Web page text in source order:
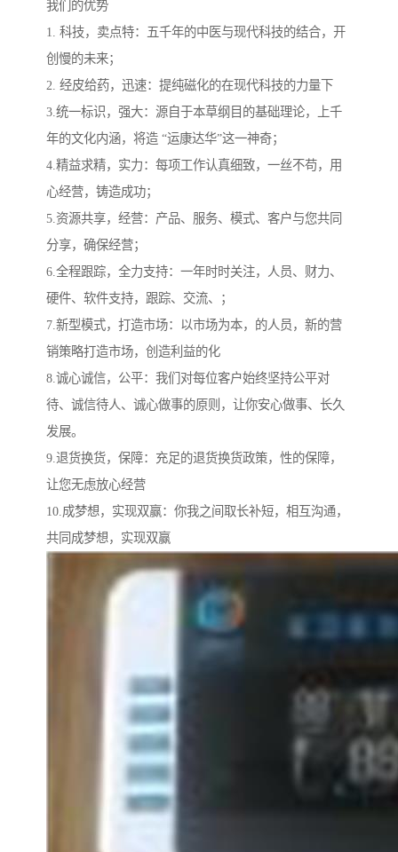
我们的优势
1. 科技，卖点特：五千年的中医与现代科技的结合，开
创慢的未来；
2. 经皮给药，迅速：提纯磁化的在现代科技的力量下
3.统一标识，强大：源自于本草纲目的基础理论，上千
年的文化内涵，将造 “运康达华”这一神奇；
4.精益求精，实力：每项工作认真细致，一丝不苟，用
心经营，铸造成功；
5.资源共享，经营：产品、服务、模式、客户与您共同
分享，确保经营；
6.全程跟踪，全力支持：一年时时关注，人员、财力、
硬件、软件支持，跟踪、交流、；
7.新型模式，打造市场：以市场为本，的人员，新的营
销策略打造市场，创造利益的化
8.诚心诚信，公平：我们对每位客户始终坚持公平对
待、诚信待人、诚心做事的原则，让你安心做事、长久
发展。
9.退货换货，保障：充足的退货换货政策，性的保障，
让您无虑放心经营
10.成梦想，实现双赢：你我之间取长补短，相互沟通，
共同成梦想，实现双赢